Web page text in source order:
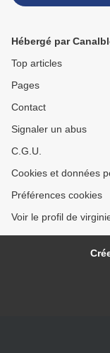
Hébergé par
Top articles
Pages
Contact
Signaler un abus
C.G.U.
Cookies et données
Préférences cookies
Voir le profil de